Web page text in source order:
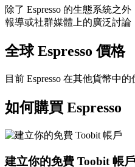
除了 Espresso 的生態系統之
報導或社群媒體上的廣泛討論
全球 Espresso 價格
目前 Espresso 在其他貨幣中
如何購買 Espresso
建立你的免費 Toobit 帳戶